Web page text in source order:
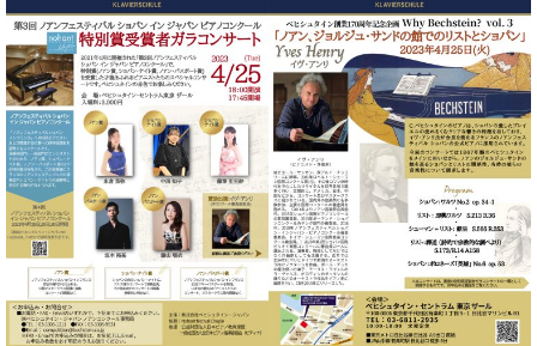
ッ
プ
ラ
イ
ト
ア
C.
ベ
ヒ
楽
教
室
ピ
ア
ノ
の
コ
ン
ェ
ル
ジ